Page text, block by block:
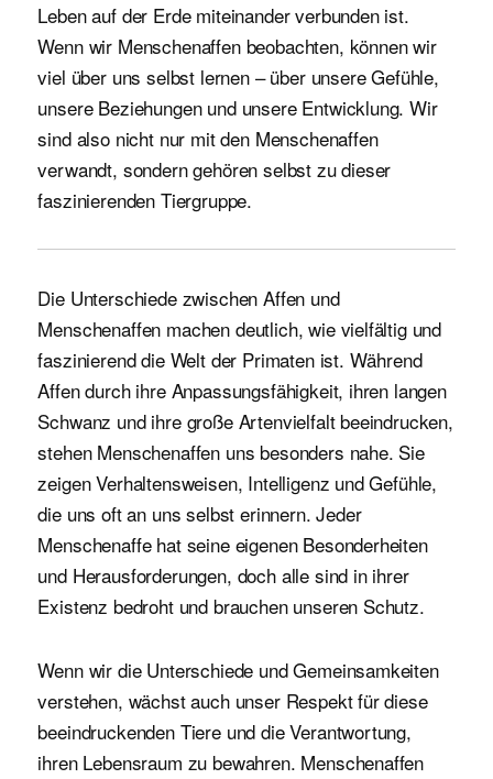
Leben auf der Erde miteinander verbunden ist.
Wenn wir Menschenaffen beobachten, können wir
viel über uns selbst lernen – über unsere Gefühle,
unsere Beziehungen und unsere Entwicklung. Wir
sind also nicht nur mit den Menschenaffen
verwandt, sondern gehören selbst zu dieser
faszinierenden Tiergruppe.
Die Unterschiede zwischen Affen und
Menschenaffen machen deutlich, wie vielfältig und
faszinierend die Welt der Primaten ist. Während
Affen durch ihre Anpassungsfähigkeit, ihren langen
Schwanz und ihre große Artenvielfalt beeindrucken,
stehen Menschenaffen uns besonders nahe. Sie
zeigen Verhaltensweisen, Intelligenz und Gefühle,
die uns oft an uns selbst erinnern. Jeder
Menschenaffe hat seine eigenen Besonderheiten
und Herausforderungen, doch alle sind in ihrer
Existenz bedroht und brauchen unseren Schutz.
Wenn wir die Unterschiede und Gemeinsamkeiten
verstehen, wächst auch unser Respekt für diese
beeindruckenden Tiere und die Verantwortung,
ihren Lebensraum zu bewahren. Menschenaffen